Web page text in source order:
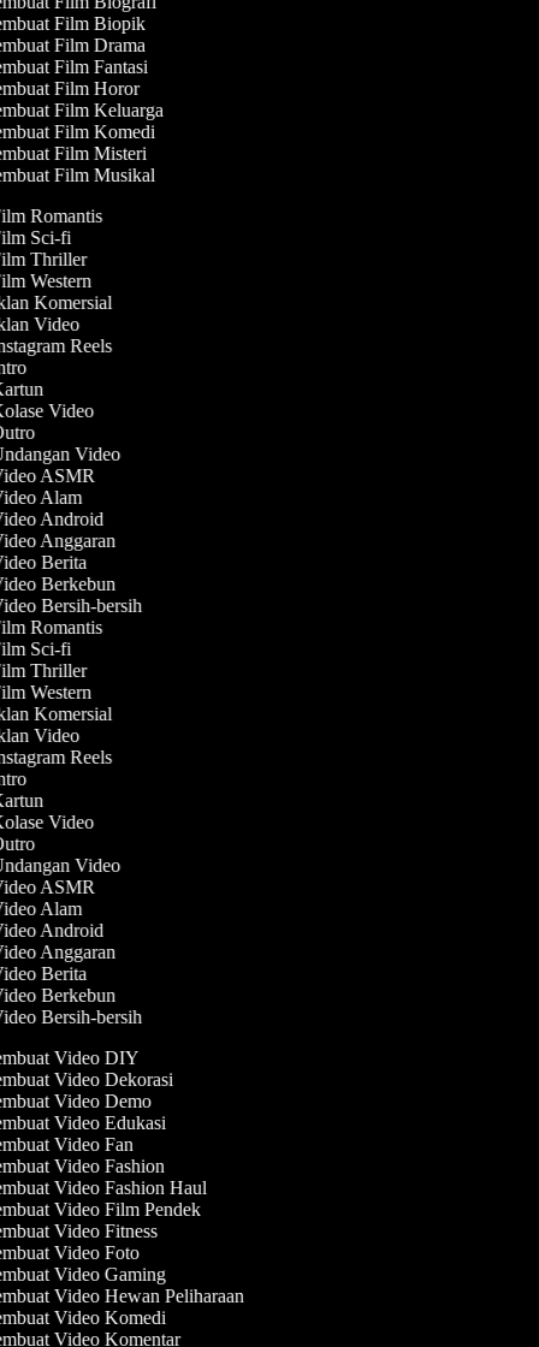
Film Biopik
Film Drama
Film Fantasi
Film Horor
Film Keluarga
Film Komedi
Film Misteri
Film Musikal
Romantis
Sci-fi
Thriller
Western
Komersial
Video
Reels
Video
Video
ASMR
Alam
Android
Anggaran
Berita
Berkebun
Bersih-bersih
Romantis
Sci-fi
Thriller
Western
Komersial
Video
Reels
Video
Video
ASMR
Alam
Android
Anggaran
Berita
Berkebun
Bersih-bersih
Video DIY
Video Dekorasi
Video Demo
Video Edukasi
Video Fan
Video Fashion
Video Fashion Haul
Video Film Pendek
Video Fitness
Video Foto
Video Gaming
Video Hewan Peliharaan
Video Komedi
Video Komentar